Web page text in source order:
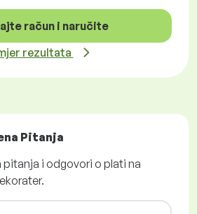
račun i naručite
rezultata
Pitanja
i odgovori o plati na